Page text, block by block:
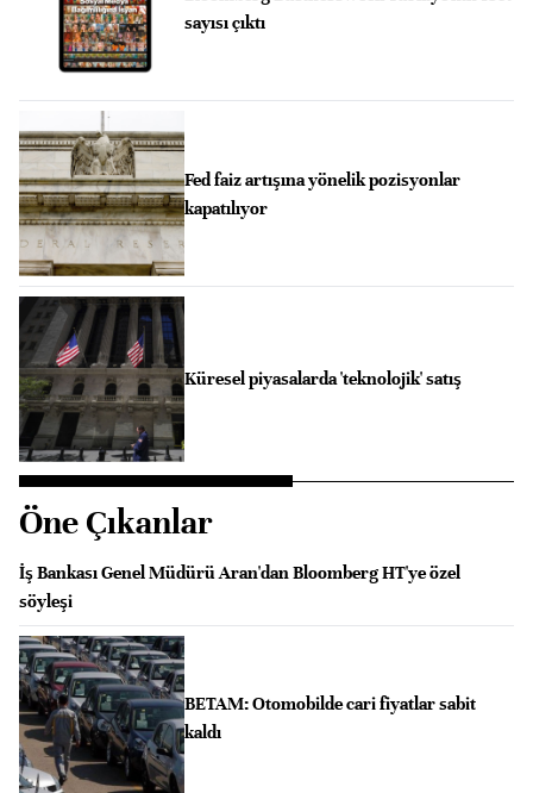
sayısı çıktı
Fed faiz artışına yönelik pozisyonlar
kapatılıyor
Küresel piyasalarda 'teknolojik' satış
Öne Çıkanlar
İş Bankası Genel Müdürü Aran'dan Bloomberg HT'ye özel
söyleşi
BETAM: Otomobilde cari fiyatlar sabit
kaldı